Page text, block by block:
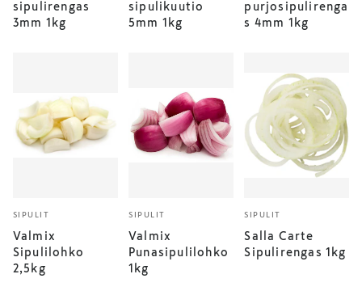
sipulirengas
3mm 1kg
sipulikuutio
5mm 1kg
purjosipulirenga
s 4mm 1kg
SIPULIT
Valmix
Sipulilohko
2,5kg
SIPULIT
Valmix
Punasipulilohko
1kg
SIPULIT
Salla Carte
Sipulirengas 1kg